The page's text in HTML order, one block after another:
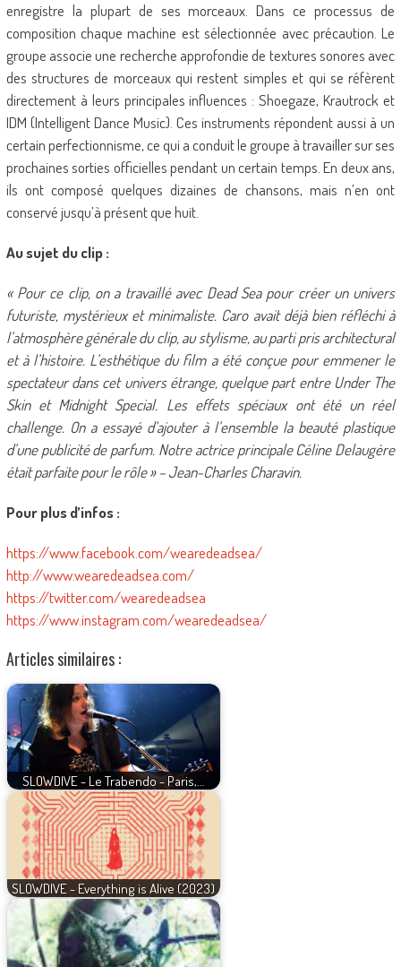
enregistre la plupart de ses morceaux. Dans ce processus de
composition chaque machine est sélectionnée avec précaution. Le
groupe associe une recherche approfondie de textures sonores avec
des structures de morceaux qui restent simples et qui se réfèrent
directement à leurs principales influences : Shoegaze, Krautrock et
IDM (Intelligent Dance Music). Ces instruments répondent aussi à un
certain perfectionnisme, ce qui a conduit le groupe à travailler sur ses
prochaines sorties officielles pendant un certain temps. En deux ans,
ils ont composé quelques dizaines de chansons, mais n’en ont
conservé jusqu’à présent que huit.
Au sujet du clip :
« Pour ce clip, on a travaillé avec Dead Sea pour créer un univers
futuriste, mystérieux et minimaliste. Caro avait déjà bien réfléchi à
l’atmosphère générale du clip, au stylisme, au parti pris architectural
et à l’histoire. L’esthétique du film a été conçue pour emmener le
spectateur dans cet univers étrange, quelque part entre Under The
Skin et Midnight Special. Les effets spéciaux ont été un réel
challenge. On a essayé d’ajouter à l’ensemble la beauté plastique
d’une publicité de parfum. Notre actrice principale Céline Delaugère
était parfaite pour le rôle » – Jean-Charles Charavin.
Pour plus d’infos :
https://www.facebook.com/wearedeadsea/
http://www.wearedeadsea.com/
https://twitter.com/wearedeadsea
https://www.instagram.com/wearedeadsea/
Articles similaires :
SLOWDIVE - Le Trabendo - Paris,…
SLOWDIVE - Everything is Alive (2023)